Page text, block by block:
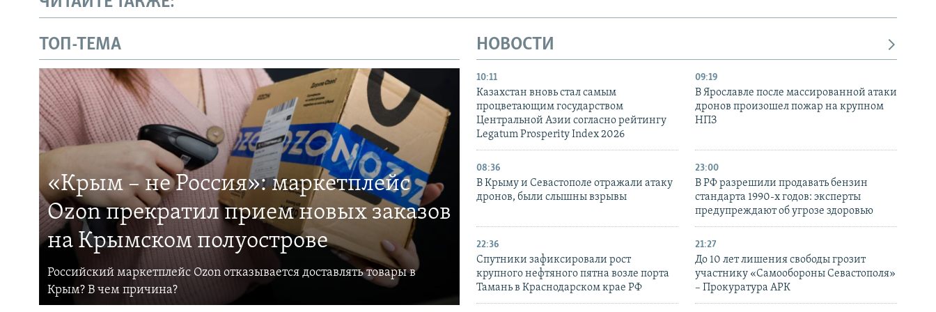
ТОП-ТЕМА
«Крым – не Россия»: маркетплейс
Ozon прекратил прием новых заказов
на Крымском полуострове
Российский маркетплейс Ozon отказывается доставлять товары в
Крым? В чем причина?
НОВОСТИ
10:11
Казахстан вновь стал самым
процветающим государством
Центральной Азии согласно рейтингу
Legatum Prosperity Index 2026
09:19
В Ярославле после массированной атаки
дронов произошел пожар на крупном
НПЗ
08:36
В Крыму и Севастополе отражали атаку
дронов, были слышны взрывы
23:00
В РФ разрешили продавать бензин
стандарта 1990-х годов: эксперты
предупреждают об угрозе здоровью
22:36
Спутники зафиксировали рост
крупного нефтяного пятна возле порта
Тамань в Краснодарском крае РФ
21:27
До 10 лет лишения свободы грозит
участнику «Самообороны Севастополя»
– Прокуратура АРК